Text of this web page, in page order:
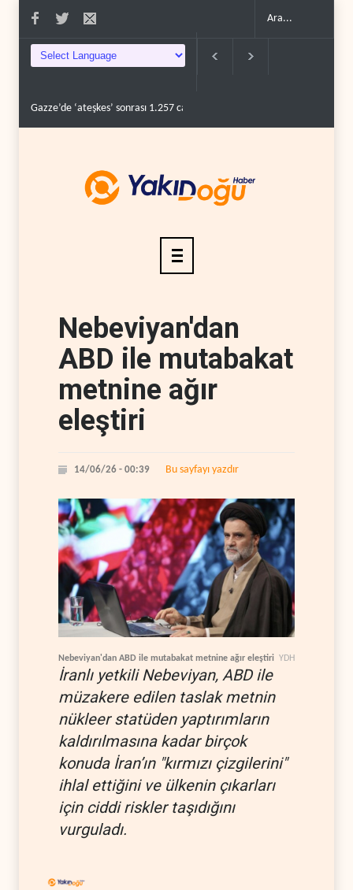
Gazze’de ‘ateşkes’ sonrası 1.257 can kaybı..
Nebeviyan'dan
ABD ile mutabakat
metnine ağır
eleştiri
14/06/26 - 00:39 Bu sayfayı yazdır
Nebeviyan'dan ABD ile mutabakat metnine ağır eleştiri YDH
İranlı yetkili Nebeviyan, ABD ile
müzakere edilen taslak metnin
nükleer statüden yaptırımların
kaldırılmasına kadar birçok
konuda İran’ın "kırmızı çizgilerini"
ihlal ettiğini ve ülkenin çıkarları
için ciddi riskler taşıdığını
vurguladı.